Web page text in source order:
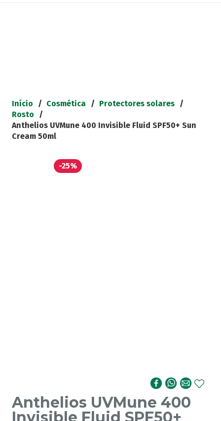
Início / Cosmética / Protectores solares /
Rosto
/
Anthelios UVMune 400 Invisible Fluid SPF50+ Sun
Cream 50ml
-25%
Anthelios UVMune 400